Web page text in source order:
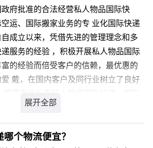
优势资源、凭借与各快递代理的友好合
的需求量身定做出最优惠、最快捷、
货物安全送达客户手上！ 中国速递
集团公司直属全资公司，主要经营国
递业务，是中国速递服务的最早供应
递行业的最大运营商和领导者。公司
个城市。 EMS还具备领先的信
接，可实现EMS邮件的全球查询。
批准的合法经营私人物品国际快
运、国际搬家业务的专 业化国际快递
成立以来，凭借先进的管理理念和多
服务的经验 ，积极开展私人物品国际
的经验而倍受客户的信赖，最优惠的
戴，在国内客户及同行业树立了良好
国际搬家、私人物品报关、核销、快件
输业务，一级代理TNT、DHL、EMS、
本佐川急便、中东、欧美等专线!是它
个物流便宜？